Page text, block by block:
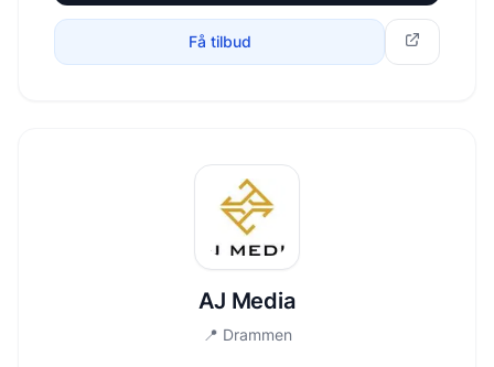
Få tilbud
AJ Media
📍 Drammen